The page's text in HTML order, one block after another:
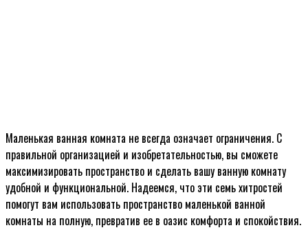
Маленькая ванная комната не всегда означает ограничения. С
правильной организацией и изобретательностью, вы сможете
максимизировать пространство и сделать вашу ванную комнату
удобной и функциональной. Надеемся, что эти семь хитростей
помогут вам использовать пространство маленькой ванной
комнаты на полную, превратив ее в оазис комфорта и спокойствия.